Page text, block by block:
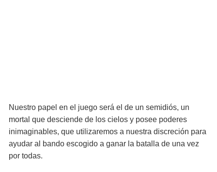
Nuestro papel en el juego será el de un semidiós, un
mortal que desciende de los cielos y posee poderes
inimaginables, que utilizaremos a nuestra discreción para
ayudar al bando escogido a ganar la batalla de una vez
por todas.